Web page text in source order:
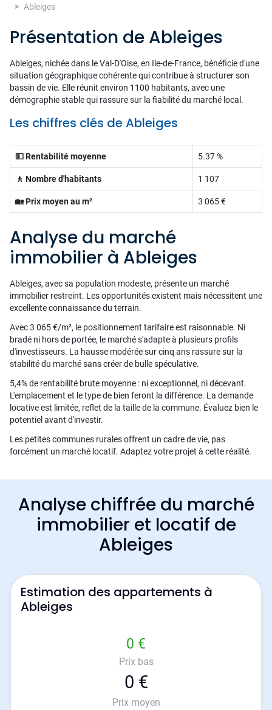
Ableiges
Présentation de Ableiges
Ableiges, nichée dans le Val-D'Oise, en Ile-de-France, bénéficie d'une
situation géographique cohérente qui contribue à structurer son
bassin de vie. Elle réunit environ 1100 habitants, avec une
démographie stable qui rassure sur la fiabilité du marché local.
Les chiffres clés de Ableiges
💵 Rentabilité moyenne 5.37 %
🚶 Nombre d'habitants 1 107
🏡 Prix moyen au m² 3 065 €
Analyse du marché
immobilier à Ableiges
Ableiges, avec sa population modeste, présente un marché
immobilier restreint. Les opportunités existent mais nécessitent une
excellente connaissance du terrain.
Avec 3 065 €/m², le positionnement tarifaire est raisonnable. Ni
bradé ni hors de portée, le marché s'adapte à plusieurs profils
d'investisseurs. La hausse modérée sur cinq ans rassure sur la
stabilité du marché sans créer de bulle spéculative.
5,4% de rentabilité brute moyenne : ni exceptionnel, ni décevant.
L'emplacement et le type de bien feront la différence. La demande
locative est limitée, reflet de la taille de la commune. Évaluez bien le
potentiel avant d'investir.
Les petites communes rurales offrent un cadre de vie, pas
forcément un marché locatif. Adaptez votre projet à cette réalité.
Analyse chiffrée du marché
immobilier et locatif de
Ableiges
Estimation des appartements à
Ableiges
0 €
Prix bas
0 €
Prix moyen